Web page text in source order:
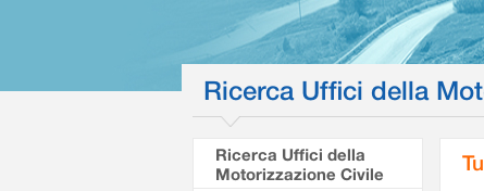
Ricerca Uffici della
Ricerca Uffici della
Motorizzazione Civile